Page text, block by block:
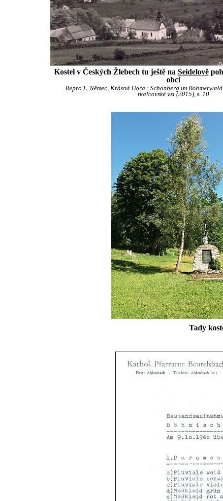
Kostel v Českých Žlebech tu ještě na Seidelově
obci
Repro L. Němec, Krásná Hora : Schönberg im
tkalcovské vsi (2015), s. 10
Tady